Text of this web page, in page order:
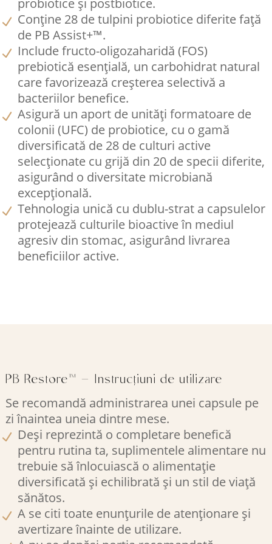
Conține 28 de tulpini probiotice diferite față
de PB Assist+™.
Include fructo-oligozaharidă (FOS)
prebiotică esențială, un carbohidrat natural
care favorizează creșterea selectivă a
bacteriilor benefice.
Asigură un aport de unități formatoare de
colonii (UFC) de probiotice, cu o gamă
diversificată de 28 de culturi active
selecționate cu grijă din 20 de specii diferite,
asigurând o diversitate microbiană
excepțională.
Tehnologia unică cu dublu-strat a capsulelor
protejează culturile bioactive în mediul
agresiv din stomac, asigurând livrarea
beneficiilor active.
PB Restore™ – Instrucțiuni de utilizare
Se recomandă administrarea unei capsule pe
zi înaintea uneia dintre mese.
Deși reprezintă o completare benefică
pentru rutina ta, suplimentele alimentare nu
trebuie să înlocuiască o alimentație
diversificată și echilibrată și un stil de viață
sănătos.
A se citi toate enunțurile de atenționare și
avertizare înainte de utilizare.